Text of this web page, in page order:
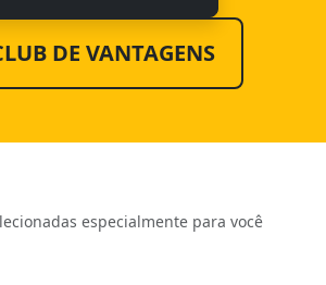
DE VANTAGENS
especialmente para você